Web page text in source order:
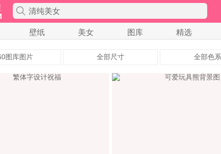
清纯美女
壁纸 美女 图库 精选
图库图片 全部尺寸 全部色系